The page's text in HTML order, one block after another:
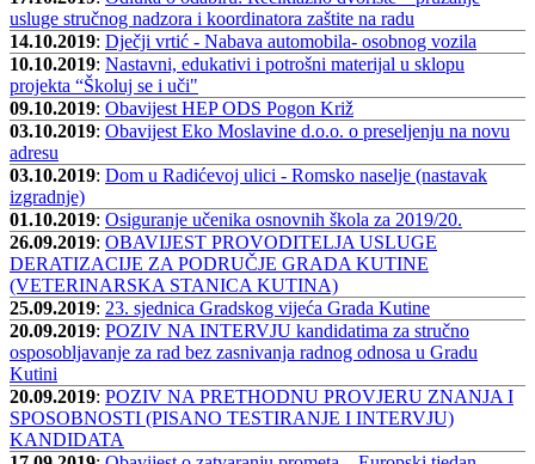
usluge stručnog nadzora i koordinatora zaštite na radu
14.10.2019: Dječji vrtić - Nabava automobila- osobnog vozila
10.10.2019: Nastavni, edukativi i potrošni materijal u sklopu
projekta “Školuj se i uči"
09.10.2019: Obavijest HEP ODS Pogon Križ
03.10.2019: Obavijest Eko Moslavine d.o.o. o preseljenju na novu
adresu
03.10.2019: Dom u Radićevoj ulici - Romsko naselje (nastavak
izgradnje)
01.10.2019: Osiguranje učenika osnovnih škola za 2019/20.
26.09.2019: OBAVIJEST PROVODITELJA USLUGE
DERATIZACIJE ZA PODRUČJE GRADA KUTINE
(VETERINARSKA STANICA KUTINA)
25.09.2019: 23. sjednica Gradskog vijeća Grada Kutine
20.09.2019: POZIV NA INTERVJU kandidatima za stručno
osposobljavanje za rad bez zasnivanja radnog odnosa u Gradu
Kutini
20.09.2019: POZIV NA PRETHODNU PROVJERU ZNANJA I
SPOSOBNOSTI (PISANO TESTIRANJE I INTERVJU)
KANDIDATA